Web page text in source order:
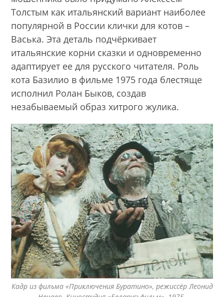
Толстым как итальянский вариант наиболее
популярной в России клички для котов –
Васька. Эта деталь подчёркивает
итальянские корни сказки и одновременно
адаптирует ее для русского читателя. Роль
кота Базилио в фильме 1975 года блестяще
исполнил Ролан Быков, создав
незабываемый образ хитрого жулика.
Кадр из фильма «Приключения Буратино», режиссёр Леонид